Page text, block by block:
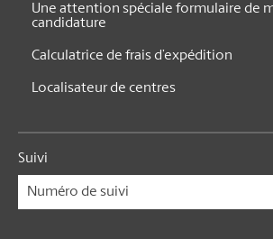
Une attention spéciale formulaire de
candidature
Calculatrice de frais d’expédition
Localisateur de centres
Suivi